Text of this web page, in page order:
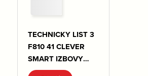
TECHNICKY LIST 3
F810 41 CLEVER
SMART IZBOVY
SNIMAC PRE